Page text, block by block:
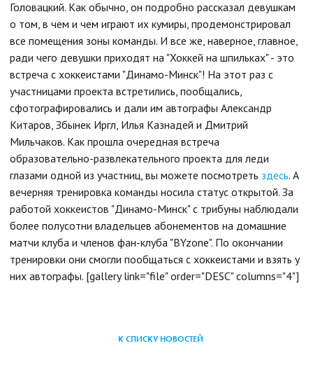
Головацкий. Как обычно, он подробно рассказал девушкам
о том, в чем и чем играют их кумиры, продемонстрировал
все помещения зоны команды. И все же, наверное, главное,
ради чего девушки приходят на "Хоккей на шпильках" - это
встреча с хоккеистами "Динамо-Минск"! На этот раз с
участницами проекта встретились, пообщались,
сфотографировались и дали им автографы Александр
Китаров, Збынек Иргл, Илья Казнадей и Дмитрий
Мильчаков. Как прошла очередная встреча
образовательно-развлекательного проекта для леди
глазами одной из участниц, вы можете посмотреть здесь. А
вечерняя тренировка команды носила статус открытой. За
работой хоккеистов "Динамо-Минск" с трибуны наблюдали
более полусотни владельцев абонементов на домашние
матчи клуба и членов фан-клуба "BYzone". По окончании
тренировки они смогли пообщаться с хоккеистами и взять у
них автографы. [gallery link="file" order="DESC" columns="4"]
К СПИСКУ НОВОСТЕЙ